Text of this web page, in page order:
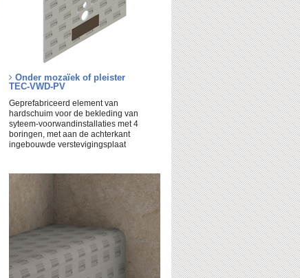
Onder mozaïek of pleister
TEC-VWD-PV
Geprefabriceerd element van
hardschuim voor de bekleding van
syteem-voorwandinstallaties met 4
boringen, met aan de achterkant
ingebouwde verstevigingsplaat